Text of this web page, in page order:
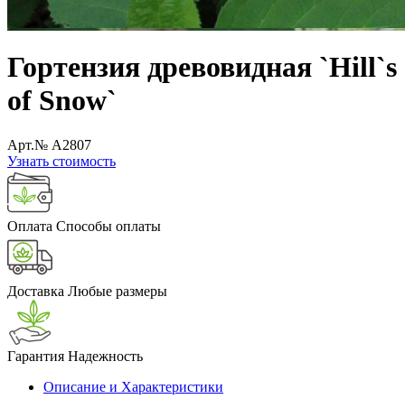
Гортензия древовидная `Hill`s
of Snow`
Арт.№ A2807
Узнать стоимость
Оплата Способы оплаты
Доставка Любые размеры
Гарантия Надежность
Описание и Характеристики